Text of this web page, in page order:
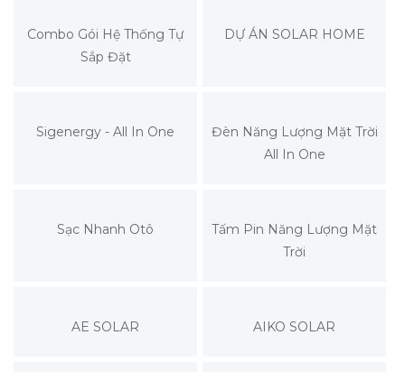
Combo Gói Hệ Thống Tự
Sắp Đặt
DỰ ÁN SOLAR HOME
Sigenergy - All In One
Đèn Năng Lượng Mặt Trời
All In One
Sạc Nhanh Otô
Tấm Pin Năng Lượng Mặt
Trời
AE SOLAR AIKO SOLAR